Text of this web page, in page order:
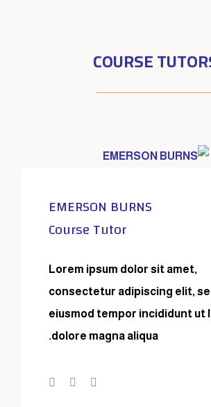
COURSE
EMERSON BURNS
Course Tutor
Lorem ipsum dolor sit amet,
consectetur adipiscing elit,
eiusmod tempor incididunt ut
dolore magna aliqua.